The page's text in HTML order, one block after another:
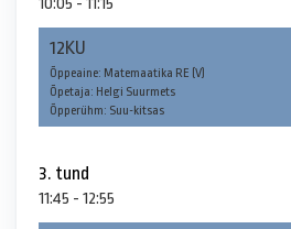
10:05 - 11:15
12KU
Õppeaine: Matemaatika RE (V)
Õpetaja: Helgi Suurmets
Õpperühm: Suu-kitsas
3. tund
11:45 - 12:55